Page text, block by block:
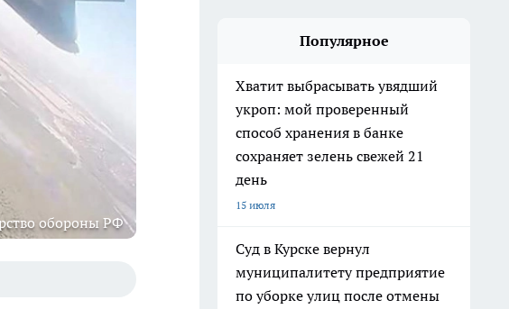
обороны РФ
Популярное
Хватит выбрасывать увядший
укроп: мой проверенный
способ хранения в банке
сохраняет зелень свежей 21
день
15 июля
Суд в Курске вернул
муниципалитету предприятие
по уборке улиц после отмены